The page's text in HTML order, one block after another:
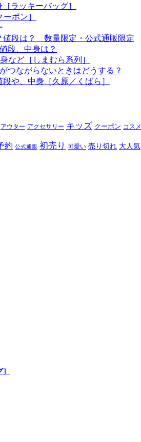
ラッキーバッグ］
ポン］
値段は？ 数量限定・公式通販限定
段、中身は？
など［しまむら系列］
つながらないときはどうする？
や、中身［久原／くばら］
アウター アクセサリー キッズ クーポン コスメ
約 公式通販 初売り 可愛い 売り切れ 大人気